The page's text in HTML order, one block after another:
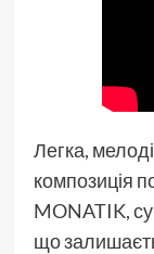
Легка,
композиція
MONATIK,
що